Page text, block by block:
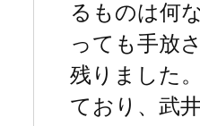
るものは何
っても手放
残りました
ており、武